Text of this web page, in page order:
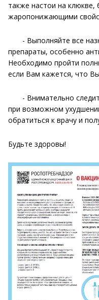
также настои на
жаропонижающими
- Выполняйте все
препараты, особенно
Необходимо пройти
если Вам кажется, что
- Внимательно
при возможном
обратиться к врачу и
Будьте здоровы!